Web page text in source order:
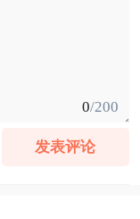
0/200
发表评论